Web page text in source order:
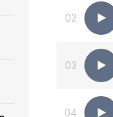
02
03
04